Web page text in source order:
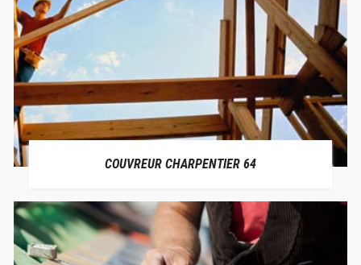
COUVREUR CHARPENTIER 64